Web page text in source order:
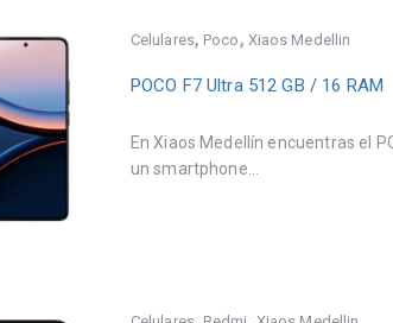
Celulares, Poco , Xiaos Medellin
POCO F7 Ultra 512 GB / 16 RAM
En Xiaos Medellín encuentras el
un smartphone...